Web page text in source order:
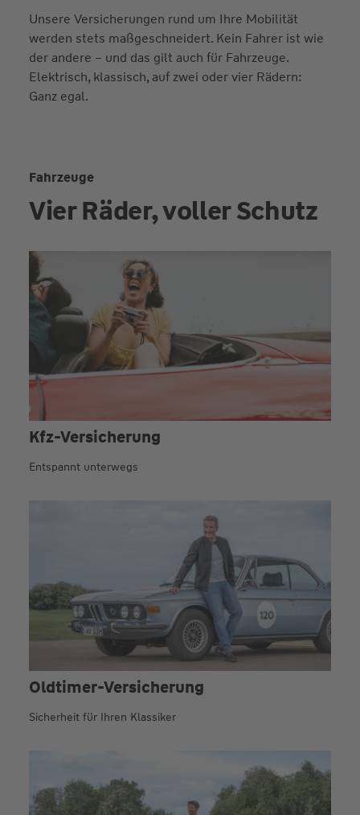
Unsere Versicherungen rund um Ihre Mobilität
werden stets maßgeschneidert. Kein Fahrer ist wie
der andere – und das gilt auch für Fahrzeuge.
Elektrisch, klassisch, auf zwei oder vier Rädern:
Ganz egal.
Fahrzeuge
Vier Räder, voller Schutz
Kfz-Versicherung
Entspannt unterwegs
Oldtimer-Versicherung
Sicherheit für Ihren Klassiker